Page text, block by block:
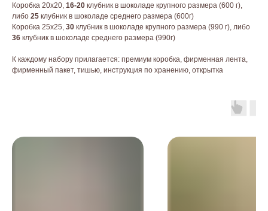
Коробка 20х20, 16-20 клубник в шоколаде крупного размера (600 г),
либо 25 клубник в шоколаде среднего размера (600г)
Коробка 25х25, 30 клубник в шоколаде крупного размера (990 г), либо
36 клубник в шоколаде среднего размера (990г)
К каждому набору прилагается: премиум коробка, фирменная лента,
фирменный пакет, тишью, инструкция по хранению, открытка